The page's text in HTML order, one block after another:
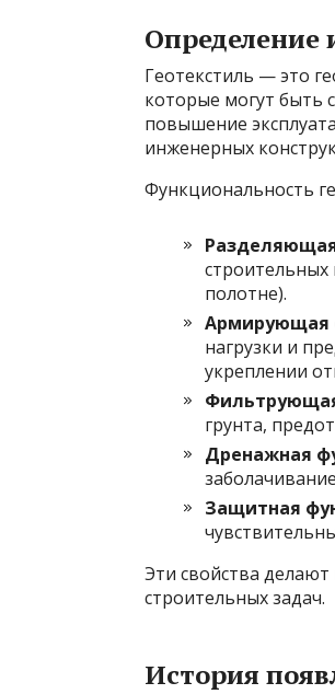
Геотекстиль — это
которые могут быть
повышение
инженерных
Функциональность
полотне).
Армирующая
нагрузки и
укреплении
грунта,
Дренажная
Защитная
Эти свойства
строительных задач.
История